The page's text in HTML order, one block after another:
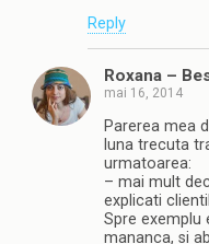
Reply
Roxana –
mai 16, 2014
Parerea mea
luna trecuta
urmatoarea:
– mai mult
explicati
Spre exemplu
mananca, si